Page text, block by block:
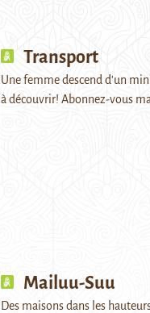
Transport
Une femme descend d'un
à découvrir! Abonnez-vous
Mailuu-Suu
Des maisons dans les